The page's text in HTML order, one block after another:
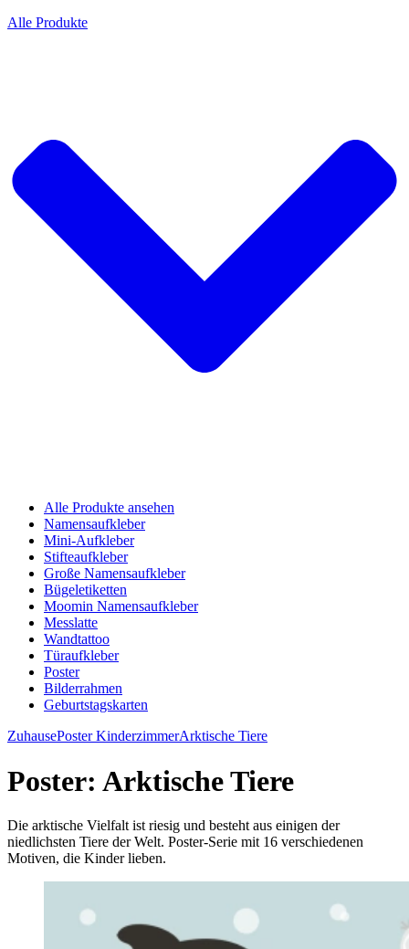
Alle Produkte
Alle Produkte ansehen
Namensaufkleber
Mini-Aufkleber
Stifteaufkleber
Große Namensaufkleber
Bügeletiketten
Moomin Namensaufkleber
Messlatte
Wandtattoo
Türaufkleber
Poster
Bilderrahmen
Geburtstagskarten
ZuhausePoster KinderzimmerArktische Tiere
Poster: Arktische Tiere
Die arktische Vielfalt ist riesig und besteht aus einigen der
niedlichsten Tiere der Welt. Poster-Serie mit 16 verschiedenen
Motiven, die Kinder lieben.